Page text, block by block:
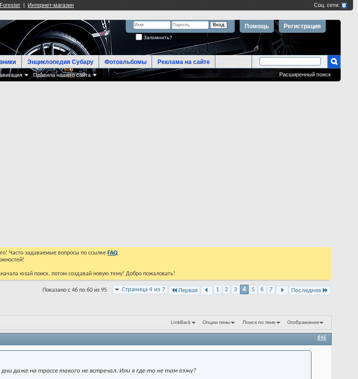
Регистрация
Помощь
Запомнить?
Правила нашего сайта
Энциклопедия Субару Фотоальбомы Реклама на сайте
Расширенный поиск
Часто задаваемые вопросы по ссылке FAQ.
юзай поиск, потом создавай новую тему! Добро пожаловать!
Страница 4 из 7 Первая 1 2 3 4 5 6 7 Последняя
Показано с 46 по 60 из 95
LinkBack Опции темы Поиск по теме Отображение
#46
дни даже на трассе такого не встречал. Или я где-то не там езжу?